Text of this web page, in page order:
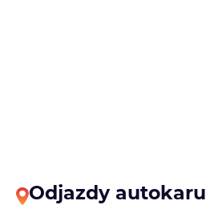
Odjazdy autokaru